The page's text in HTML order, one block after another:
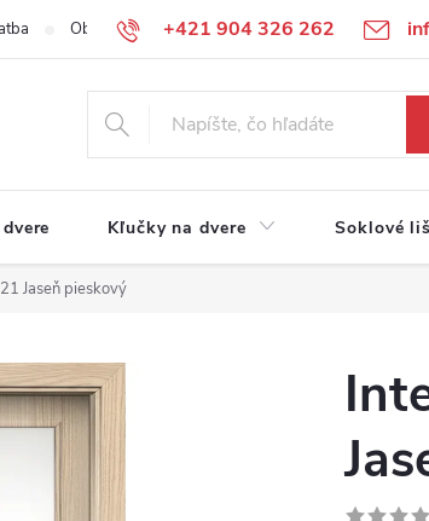
+421 904 326 262
Obchodné podmienky Reklamačné
Kľučky na dvere Soklové
Jaseň pieskový